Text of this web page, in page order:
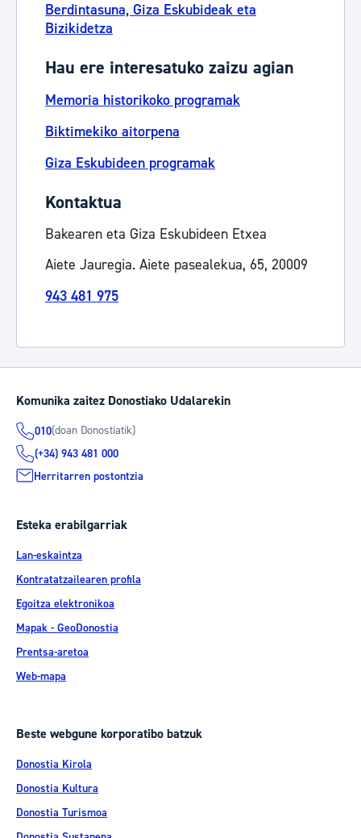
Berdintasuna, Giza Eskubideak eta
Bizikidetza
Hau ere interesatuko zaizu agian
Memoria historikoko programak
Biktimekiko aitorpena
Giza Eskubideen programak
Kontaktua
Bakearen eta Giza Eskubideen Etxea
Aiete Jauregia. Aiete pasealekua, 65, 20009
943 481 975
Komunika zaitez Donostiako Udalarekin
010(doan Donostiatik)
(+34) 943 481 000
Herritarren postontzia
Esteka erabilgarriak
Lan-eskaintza
Kontratatzailearen profila
Egoitza elektronikoa
Mapak - GeoDonostia
Prentsa-aretoa
Web-mapa
Beste webgune korporatibo batzuk
Donostia Kirola
Donostia Kultura
Donostia Turismoa